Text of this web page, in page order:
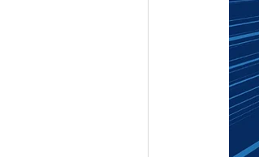
Arbitragem